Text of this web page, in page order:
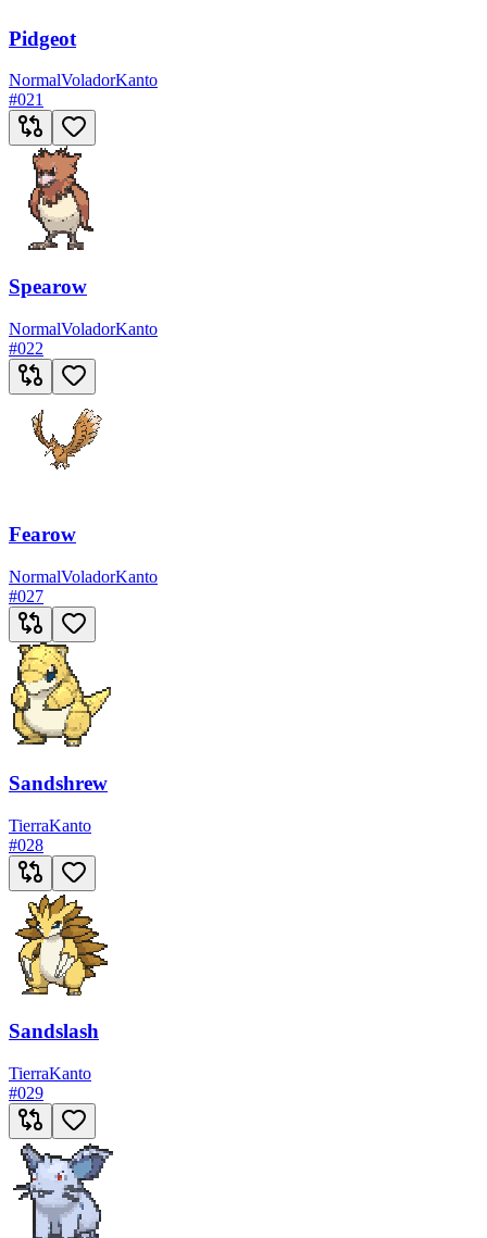
Pidgeot
NormalVoladorKanto
#021
Spearow
NormalVoladorKanto
#022
Fearow
NormalVoladorKanto
#027
Sandshrew
TierraKanto
#028
Sandslash
TierraKanto
#029